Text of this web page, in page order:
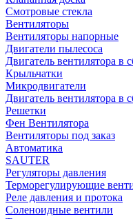
Смотровые стекла
Вентиляторы
Вентиляторы напорные
Двигатели пылесоса
Двигатель вентилятора в
Крыльчатки
Микродвигатели
Двигатель вентилятора в
Решетки
Фен Вентилятора
Вентиляторы под заказ
Автоматика
SAUTER
Регуляторы давления
Терморегулирующие
Реле давления и протока
Соленоидные вентили